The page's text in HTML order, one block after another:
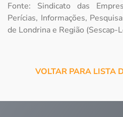
Fonte: Sindicato das
Perícias, Informações,
de Londrina e Região (Sescap-
VOLTAR PARA LISTA